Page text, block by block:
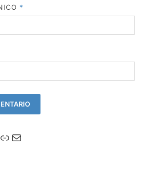
*
de Viscalacant
de Viscalacant
Viscalacant en Polkaverse
Correo electrónico